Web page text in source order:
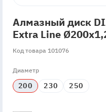
Алмазный диск
Extra Line
Код товара 101076
Диаметр
200 230 250